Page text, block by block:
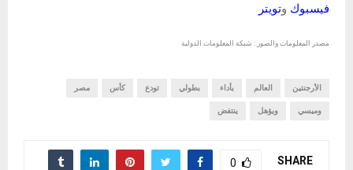
فيسبوك وتويتر
مصدر المعلومات والصور : شبكة المعلومات الدولية
الأرجنتين العالم بأداء بطولي تودع كأس مصر
وميسي ويؤهل ينتفض
SHARE
0